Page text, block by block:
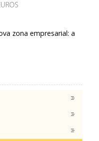
zona empresarial: a